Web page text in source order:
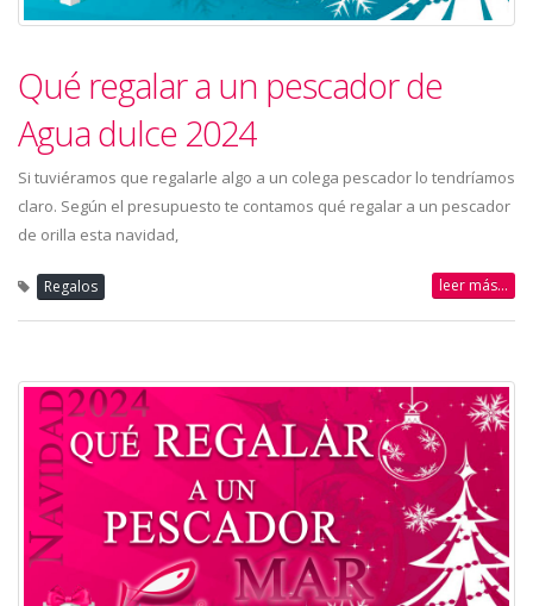
Qué regalar a un pescador de
Agua dulce 2024
Si tuviéramos que regalarle algo a un colega pescador lo tendríamos
claro. Según el presupuesto te contamos qué regalar a un pescador
de orilla esta navidad,
Regalos leer más...